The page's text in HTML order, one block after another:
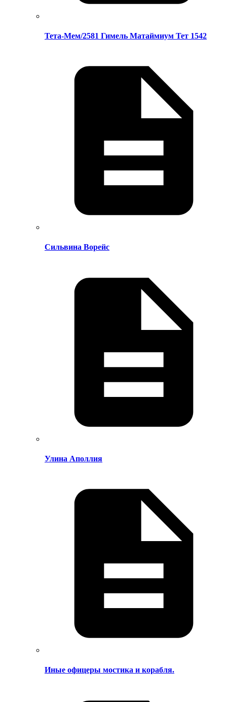
Тета-Мем/2581 Гимель Матаймиум Тет 1542
Сильвина Ворейс
Улина Аполлия
Иные офицеры мостика и корабля.